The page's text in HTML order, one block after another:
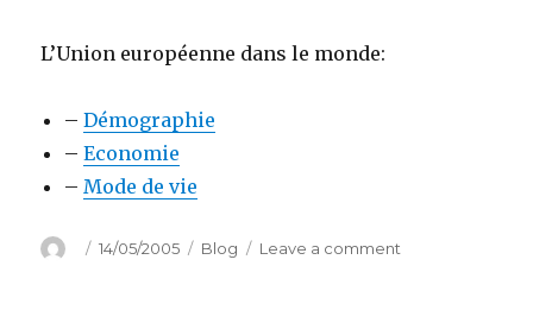
L’Union européenne dans le monde:
–Démographie
–Economie
– Mode de vie
Author
Posted
14/05/2005 Categories
Blog Leave a comment